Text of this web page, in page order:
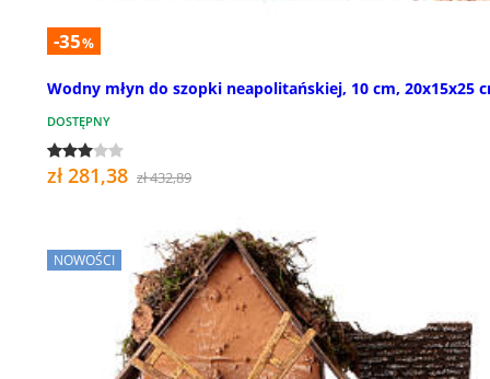
-35%
Wodny młyn do szopki neapolitańskiej, 10 cm, 20x15x25
DOSTĘPNY
zł 281,38 zł 432,89
NOWOŚCI